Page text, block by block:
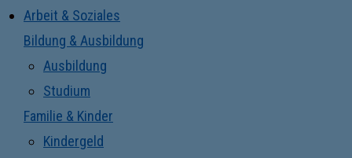
Arbeit & Soziales
Bildung & Ausbildung
Ausbildung
Studium
Familie & Kinder
Kindergeld